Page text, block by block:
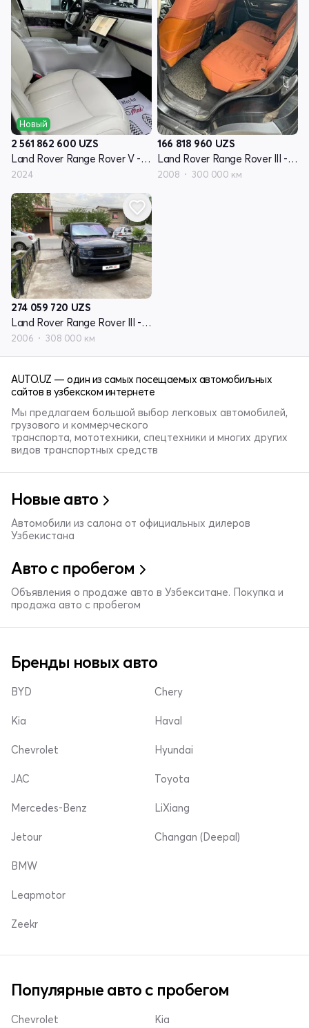
Новый
2 561 862 600 UZS
Land Rover Range Rover V - поколение
2024
166 818 960 UZS
Land Rover Range Rover III - поколение рестайлинг
2008 300 000 км
274 059 720 UZS
Land Rover Range Rover III - поколение рестайлинг
2006 308 000 км
AUTO.UZ — один из самых посещаемых автомобильных
сайтов в узбекском интернете
Мы предлагаем большой выбор легковых автомобилей,
грузового и коммерческого
транспорта, мототехники, спецтехники и многих других
видов транспортных средств
Новые авто
Автомобили из салона от официальных дилеров
Узбекистана
Авто с пробегом
Объявления о продаже авто в Узбекситане. Покупка и
продажа авто с пробегом
Бренды новых авто
BYD
Kia
Chevrolet
Chery
Haval
Hyundai
JAC
Mercedes-Benz
Jetour
Toyota
LiXiang
Changan (Deepal)
BMW
Leapmotor
Zeekr
Популярные авто с пробегом
Chevrolet Kia